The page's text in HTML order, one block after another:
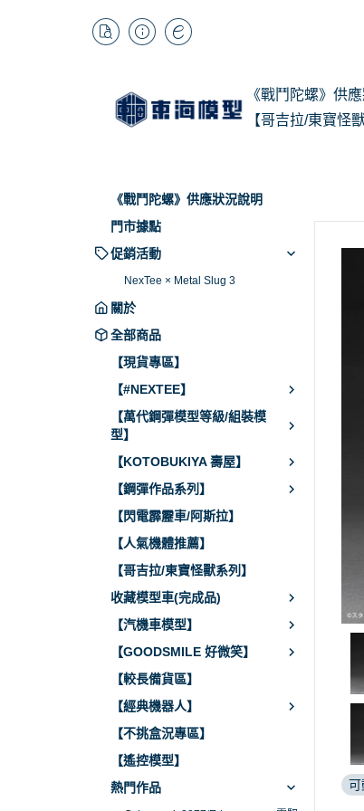
《戰鬥陀螺》供
【哥吉拉/東寶怪
《戰鬥陀螺》供應狀況說明
門市據點
促銷活動
NexTee × Metal Slug 3
關於
全部商品
【現貨專區】
【#NEXTEE】
【萬代鋼彈模型等級/組裝模
型】
【KOTOBUKIYA 壽屋】
【鋼彈作品系列】
【閃電霹靂車/阿斯拉】
【人氣機體推薦】
【哥吉拉/東寶怪獸系列】
收藏模型車(完成品)
【汽機車模型】
【GOODSMILE 好微笑】
【較長備貨區】
【經典機器人】
【不挑盒況專區】
【遙控模型】
熱門作品
可